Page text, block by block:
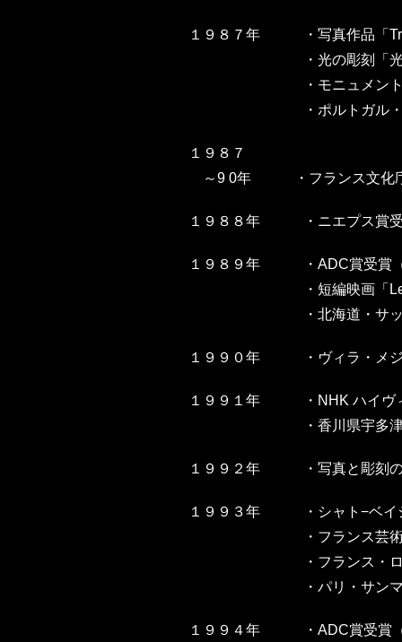
１９８７年 ・ 写真作品「
・ 光の彫刻「
・ モニュメン
・ ポルトガル
１９８７
～9 0年
・ フランス文化
１９８８年 ・ ニエプス賞
１９８９年 ・ ADC賞受賞
・ 短編映画「
・ 北海道・サ
１９９０年 ・ ヴィラ・メ
１９９１年 ・ NHK ハイヴ
・ 香川県宇多
１９９２年 ・ 写真と彫刻
１９９３年 ・ シャト−ベ
・フランス芸術文
・ フランス・
・ パリ・サン
１９９４年 ・ ADC賞受賞